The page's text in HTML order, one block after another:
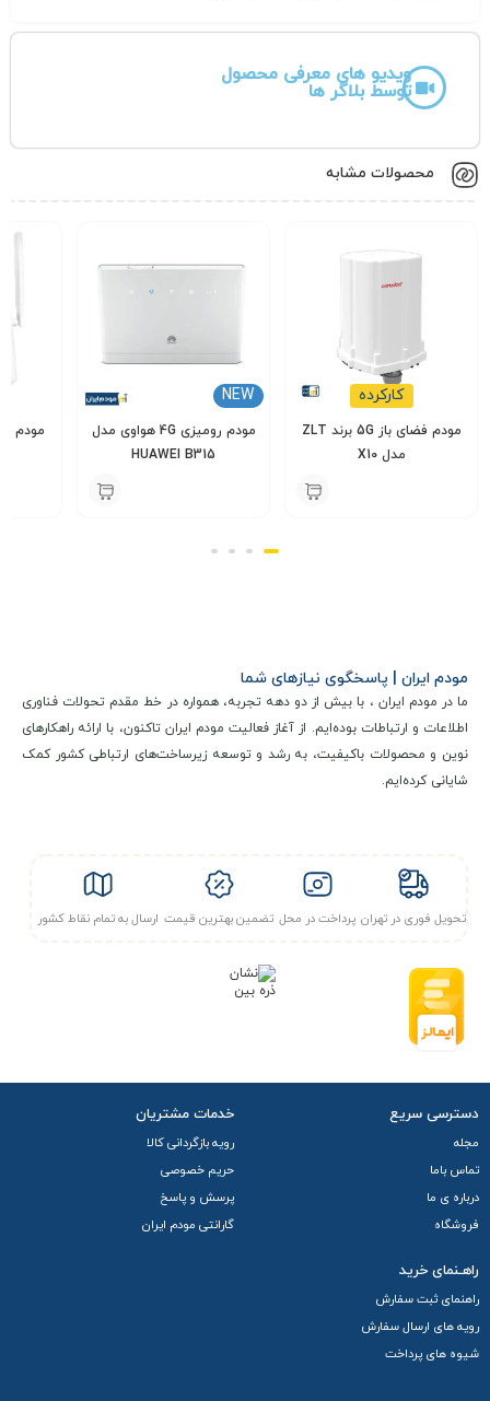
ویدیو های معرفی محصول
توسط بلاگر ها
محصولات مشابه
کارکرده
مودم فضای باز 5G برند ZLT
مدل X10
NEW
مودم رومیزی 4G هواوی مدل
HUAWEI B315
مودم ایران | پاسخگوی نیازهای شما
ما در مودم ایران ، با بیش از دو دهه تجربه، همواره در خط مقدم تحولات فناوری
اطلاعات و ارتباطات بوده‌ایم. از آغاز فعالیت مودم ایران تاکنون، با ارائه راهکارهای
نوین و محصولات باکیفیت، به رشد و توسعه زیرساخت‌های ارتباطی کشور کمک
شایانی کرده‌ایم.
تحویل فوری در تهران پرداخت در محل تضمین بهترین قیمت ارسال به تمام نقاط کشور
دسترسی سریع
مجله
تماس باما
درباره ی ما
فروشگاه
خدمات مشتریان
رویه بازگردانی کالا
حریم خصوصی
پرسش و پاسخ
گارانتی مودم ایران
راهـنمای خرید
راهنمای ثبت سفارش
رویه های ارسال سفارش
شیوه های پرداخت